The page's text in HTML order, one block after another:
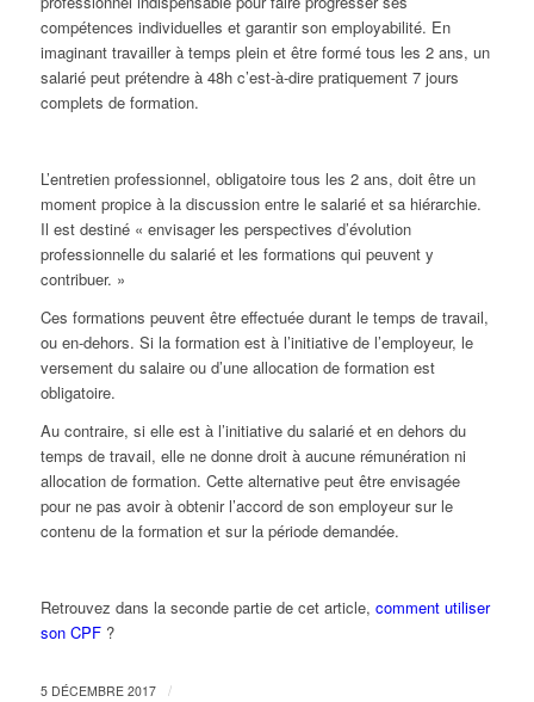
compétences individuelles et garantir son employabilité. En
imaginant travailler à temps plein et être formé tous les 2 ans, un
salarié peut prétendre à 48h c’est-à-dire pratiquement 7 jours
complets de formation.
L’entretien professionnel, obligatoire tous les 2 ans, doit être un
moment propice à la discussion entre le salarié et sa hiérarchie.
Il est destiné « envisager les perspectives d’évolution
professionnelle du salarié et les formations qui peuvent y
contribuer. »
Ces formations peuvent être effectuée durant le temps de travail,
ou en-dehors. Si la formation est à l’initiative de l’employeur, le
versement du salaire ou d’une allocation de formation est
obligatoire.
Au contraire, si elle est à l’initiative du salarié et en dehors du
temps de travail, elle ne donne droit à aucune rémunération ni
allocation de formation. Cette alternative peut être envisagée
pour ne pas avoir à obtenir l’accord de son employeur sur le
contenu de la formation et sur la période demandée.
Retrouvez dans la seconde partie de cet article, comment utiliser
son CPF?
5 DÉCEMBRE 2017 /